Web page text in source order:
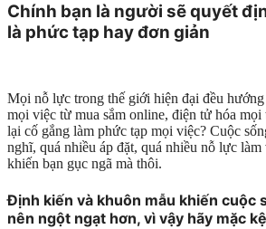
Chính bạn là người sẽ quyết
là phức tạp hay đơn giản
Mọi nỗ lực trong thế giới hiện đại đều
mọi việc từ mua sắm online, điện tử hóa mọi
lại cố gắng làm phức tạp mọi việc? Cuộc
nghĩ, quá nhiều áp đặt, quá nhiều nỗ lực làm
khiến bạn gục ngã mà thôi.
Định kiến và khuôn mẫu khiến cuộc
nên ngột ngạt hơn, vì vậy hãy mặc